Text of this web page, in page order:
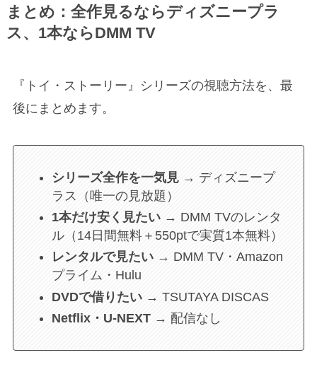
まとめ：全作見るならディズニープラ
ス、1本ならDMM TV
『トイ・ストーリー』シリーズの視聴方法を、最
後にまとめます。
シリーズ全作を一気見→ ディズニープ
ラス（唯一の見放題）
1本だけ安く見たい→ DMM TVのレンタ
ル（14日間無料＋550ptで実質1本無料）
レンタルで見たい→ DMM TV・Amazon
プライム・Hulu
DVDで借りたい→ TSUTAYA DISCAS
Netflix・U-NEXT→ 配信なし